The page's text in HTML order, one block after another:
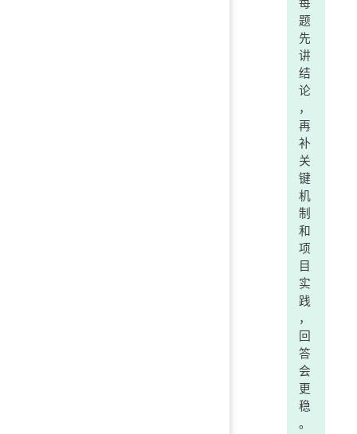
每
题
先
讲
结
论
，
再
补
关
键
机
制
和
项
目
实
践
，
回
答
会
更
稳
。